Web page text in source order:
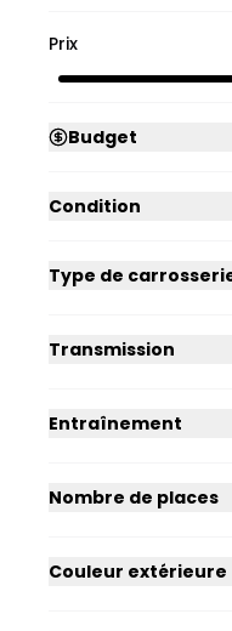
Prix
Budget
Condition
Type de
Transmission
Entraînement
Nombre de places
Couleur extérieure